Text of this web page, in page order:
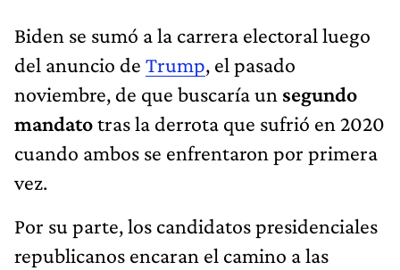
Biden se sumó a la carrera electoral luego
del anuncio de Trump, el pasado
noviembre, de que buscaría un segundo
mandatotras la derrota que sufrió en 2020
cuando ambos se enfrentaron por primera
vez.
Por su parte, los candidatos presidenciales
republicanos encaran el camino a las